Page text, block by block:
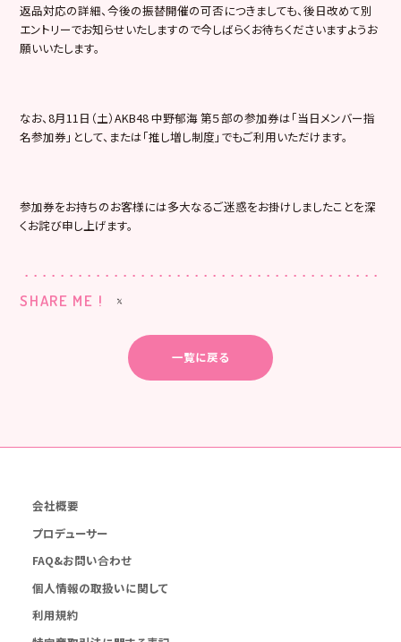
返品対応の詳細、今後の振替開催の可否につきましても、後日改めて別
エントリーでお知らせいたしますので今しばらくお待ちくださいますようお
願いいたします。
なお、8月11日（土）AKB48 中野郁海 第５部の参加券は「当日メンバー指
名参加券」として、または「推し増し制度」でもご利用いただけます。
参加券をお持ちのお客様には多大なるご迷惑をお掛けしましたことを深
くお詫び申し上げます。
SHARE ME !
一覧に戻る
会社概要
プロデューサー
FAQ&お問い合わせ
個人情報の取扱いに関して
利用規約